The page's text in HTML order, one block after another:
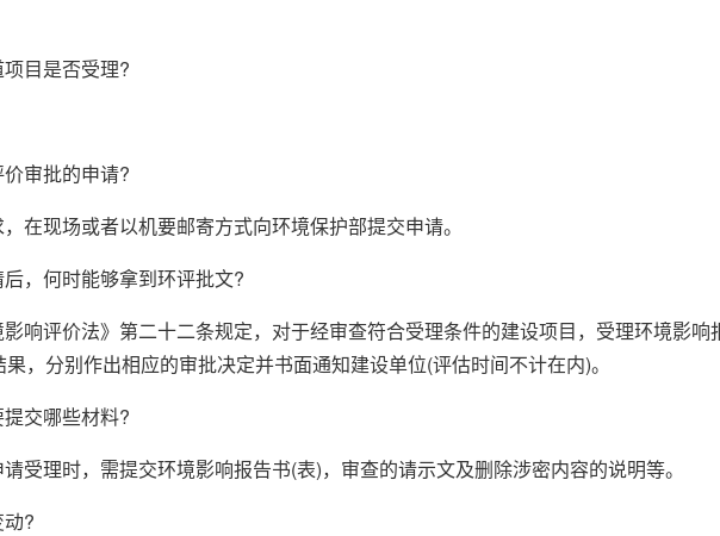
目是否受理?
审批的申请?
在现场或者以机要邮寄方式向环境保护部提交申请。
，何时能够拿到环评批文?
响评价法》第二十二条规定，对于经审查符合受理条件的建设项目，受理环境影
，分别作出相应的审批决定并书面通知建设单位(评估时间不计在内)。
交哪些材料?
受理时，需提交环境影响报告书(表)，审查的请示文及删除涉密内容的说明等。
?